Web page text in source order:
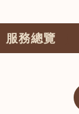
服務總覽